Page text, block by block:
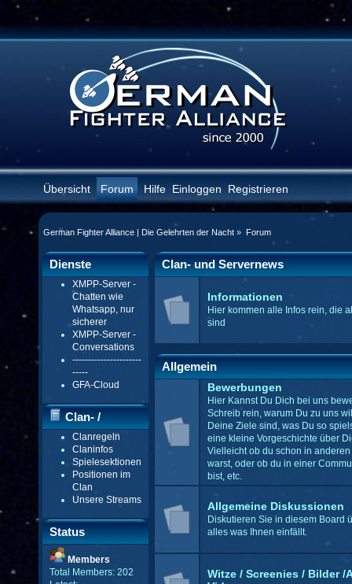
Übersicht Forum Hilfe Einloggen Registrieren
German Fighter Alliance | Die Gelehrten der Nacht » Forum
Dienste
XMPP-Server -
Chatten wie
Whatsapp, nur
sicherer
XMPP-Server -
Conversations
----------------------
-----
GFA-Cloud
Clan- /
Gildenmenü
Clanregeln
Claninfos
Spielesektionen
Positionen im
Clan
Unsere Streams
Status
Members
Total Members: 202
Clan- und Servernews
Informationen
Hier kommen alle Infos rein, die
sind
Allgemein
Bewerbungen
Hier Kannst Du Dich bei uns
Schreib rein, warum Du zu uns
Deine Ziele sind, was Du so
eine kleine Vorgeschichte über
Vielleicht ob du schon in
warst, oder ob du in einer
bist, etc.
Allgemeine Diskussionen
Diskutieren Sie in diesem Board
alles was Ihnen einfällt.
Witze / Screenies / Bilder /